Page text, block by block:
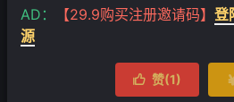
AD： 【29.9购买注册邀请码】 登
源
 赞(1)